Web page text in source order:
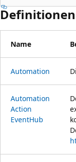
Definitionen
Name
Automation
Automation
Action
EventHub